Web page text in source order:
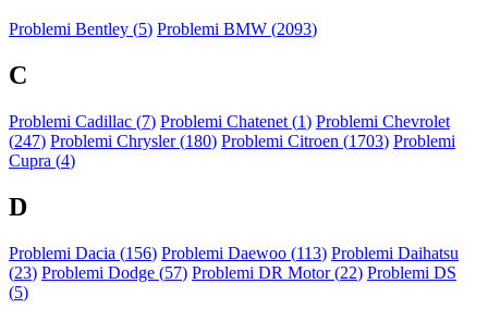
Problemi Bentley (5) Problemi BMW (2093)
C
Problemi Cadillac (7) Problemi Chatenet (1) Problemi Chevrolet
(247) Problemi Chrysler (180) Problemi Citroen (1703) Problemi
Cupra (4)
D
Problemi Dacia (156) Problemi Daewoo (113) Problemi Daihatsu
(23) Problemi Dodge (57) Problemi DR Motor (22) Problemi DS
(5)